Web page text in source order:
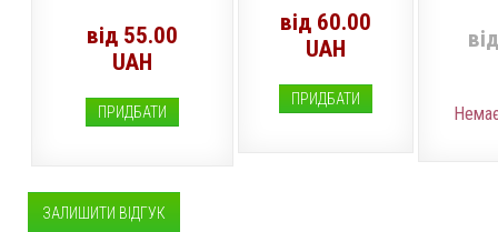
від 55.00
UAH
ПРИДБАТИ
від 60.00
UAH
ПРИДБАТИ
ЗАЛИШИТИ ВІДГУК